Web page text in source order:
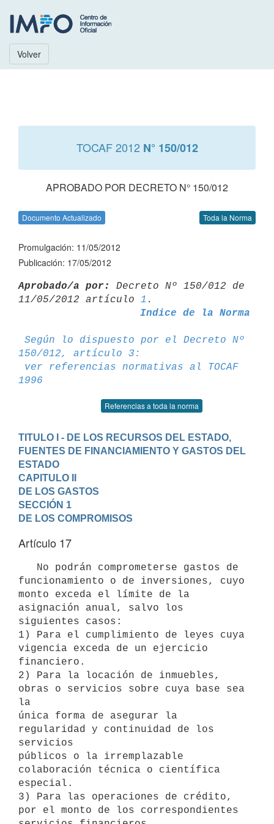
Volver
TOCAF 2012 N° 150/012
APROBADO POR DECRETO N° 150/012
Documento Actualizado Toda la Norma
Promulgación: 11/05/2012
Publicación: 17/05/2012
Aprobado/a por:
Decreto Nº 150/012 de
11/05/2012 artículo 1
Indice de la Norma
Según lo dispuesto por el Decreto Nº
150/012, artículo 3:
ver referencias normativas al TOCAF
1996
Referencias a toda la norma
TITULO I - DE LOS RECURSOS DEL ESTADO,
FUENTES DE FINANCIAMIENTO Y GASTOS DEL
ESTADO
CAPITULO II
DE LOS GASTOS
SECCIÓN 1
DE LOS COMPROMISOS
Artículo 17
funcionamiento o de inversiones, cuyo
monto exceda el límite de la
asignación anual, salvo los
siguientes casos:
1) Para el cumplimiento de leyes cuya
vigencia exceda de un ejercicio
financiero.
2) Para la locación de inmuebles,
obras o servicios sobre cuya base sea
la
única forma de asegurar la
regularidad y continuidad de los
servicios
públicos o la irremplazable
colaboración técnica o científica
especial.
3) Para las operaciones de crédito,
por el monto de los correspondientes